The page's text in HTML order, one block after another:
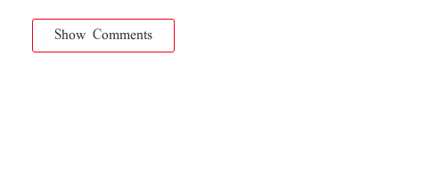
Show Comments